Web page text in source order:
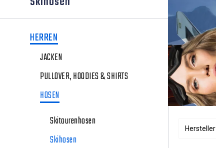
HERREN
JACKEN
PULLOVER, HOODIES & SHIRTS
HOSEN
Skitourenhosen
Skihosen
Hersteller